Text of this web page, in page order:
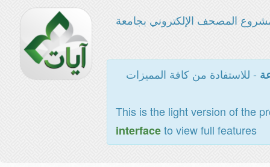
المصحف الإلكتروني بجامعة
- للاستفادة من كافة المميزات
This is the light version of the
interfaceto view full features